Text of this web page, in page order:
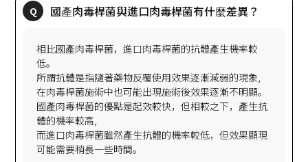
相比國產肉毒桿菌，進口肉毒桿菌的抗體產生機率較
低。
所謂抗體是指隨著藥物反覆使用效果逐漸減弱的現象,
在肉毒桿菌施術中也可能出現施術後效果逐漸不明顯。
國產肉毒桿菌的優點是起效較快，但相較之下，產生抗
體的機率較高,
而進口肉毒桿菌雖然產生抗體的機率較低，但效果顯現